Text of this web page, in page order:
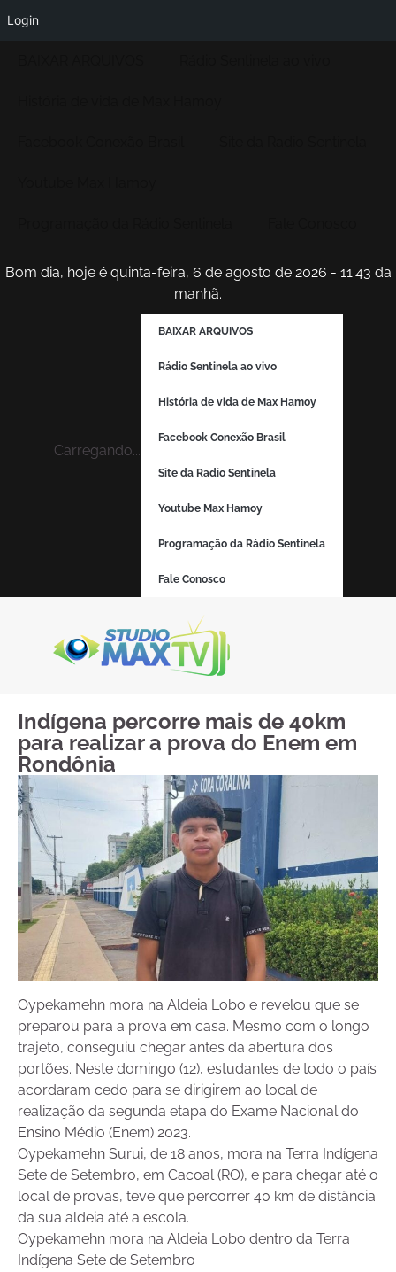
Bom dia, hoje é quinta-feira, 6 de agosto de 2026 - 11:43 da
manhã.
Carregando...
BAIXAR ARQUIVOS
Rádio Sentinela ao vivo
História de vida de Max Hamoy
Facebook Conexão Brasil
Site da Radio Sentinela
Youtube Max Hamoy
Programação da Rádio Sentinela
Fale Conosco
Indígena percorre mais de 40km
para realizar a prova do Enem em
Rondônia
Oypekamehn mora na Aldeia Lobo e revelou que se
preparou para a prova em casa. Mesmo com o longo
trajeto, conseguiu chegar antes da abertura dos
portões. Neste domingo (12), estudantes de todo o país
acordaram cedo para se dirigirem ao local de
realização da segunda etapa do Exame Nacional do
Ensino Médio (Enem) 2023.
Oypekamehn Surui, de 18 anos, mora na Terra Indígena
Sete de Setembro, em Cacoal (RO), e para chegar até o
local de provas, teve que percorrer 40 km de distância
da sua aldeia até a escola.
Oypekamehn mora na Aldeia Lobo dentro da Terra
Indígena Sete de Setembro
Login